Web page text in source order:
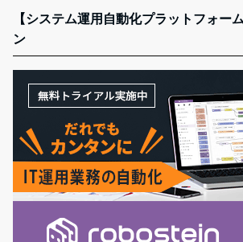
【システム運用自動化プラットフォー
ン